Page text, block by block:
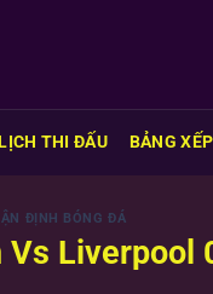
THI ĐẤU BẢNG
ĐỊNH BÓNG ĐÁ
Liverpool